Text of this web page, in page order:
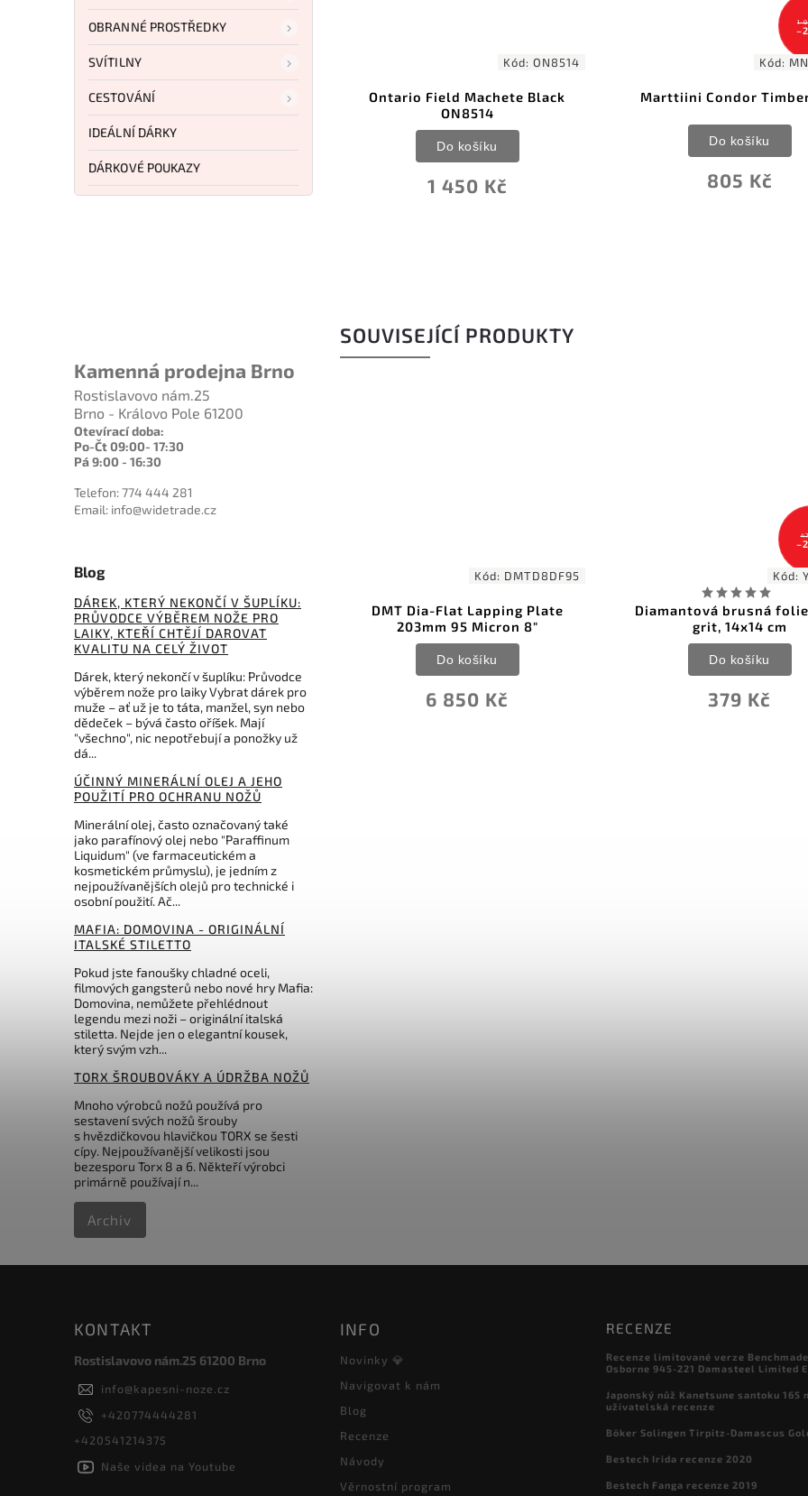
OBRANNÉ PROSTŘEDKY
SVÍTILNY
CESTOVÁNÍ
IDEÁLNÍ DÁRKY
DÁRKOVÉ POUKAZY
Kamenná prodejna Brno
Rostislavovo nám.25
Brno - Královo Pole 61200
Otevírací doba:
Po-Čt 09:00- 17:30
Pá 9:00 - 16:30
Telefon: 774 444 281
Email: info@widetrade.cz
Blog
DÁREK, KTERÝ NEKONČÍ V ŠUPLÍKU:
PRŮVODCE VÝBĚREM NOŽE PRO
LAIKY, KTEŘÍ CHTĚJÍ DAROVAT
KVALITU NA CELÝ ŽIVOT
Dárek, který nekončí v šuplíku: Průvodce
výběrem nože pro laiky Vybrat dárek pro
muže – ať už je to táta, manžel, syn nebo
dědeček – bývá často oříšek. Mají
"všechno", nic nepotřebují a ponožky už
dá...
ÚČINNÝ MINERÁLNÍ OLEJ A JEHO
POUŽITÍ PRO OCHRANU NOŽŮ
Minerální olej, často označovaný také
jako parafínový olej nebo "Paraffinum
Liquidum" (ve farmaceutickém a
kosmetickém průmyslu), je jedním z
nejpoužívanějších olejů pro technické i
osobní použití. Ač...
MAFIA: DOMOVINA - ORIGINÁLNÍ
ITALSKÉ STILETTO
Pokud jste fanoušky chladné oceli,
filmových gangsterů nebo nové hry Mafia:
Domovina, nemůžete přehlédnout
legendu mezi noži – originální italská
stiletta. Nejde jen o elegantní kousek,
který svým vzh...
TORX ŠROUBOVÁKY A ÚDRŽBA NOŽŮ
Mnoho výrobců nožů používá pro
sestavení svých nožů šrouby
s hvězdičkovou hlavičkou TORX se šesti
cípy. Nejpoužívanější velikosti jsou
bezesporu Torx 8 a 6. Někteří výrobci
primárně používají n...
Archiv
ON8514
Ontario Field Machete Black
ON8514
1 450 Kč
Kód:MN578013
Marttiini Condor Timberjack
805 Kč
Do košíku
3
Kód:
Marttiini Ranger
2 800 Kč
Do košíku
SOUVISEJÍCÍ PRODUKTY
DMT Dia-Flat Lapping Plate
203mm 95 Micron 8"
6 850 Kč
Do košíku
Kód:YC-1500
Diamantová brusná folie 1500
grit, 14x14 cm
379 Kč
Do košíku
KMFS jemná kůže pro
nože 6x3.5 cm
24 Kč
Do košíku
KONTAKT
Rostislavovo nám.25 61200 Brno
info@kapesni-noze.cz
+420774444281
+420541214375
Naše videa na Youtube
INFO
Novinky 💎
Navigovat k nám
Blog
Recenze
Návody
Věrnostní program
RECENZE
Recenze limitované verze
Osborne 945-221 Damasteel Limited
Japonský nůž Kanetsune santoku 165
uživatelská recenze
Böker Solingen Tirpitz-Damascus
Bestech Irida recenze 2020
Bestech Fanga recenze 2019